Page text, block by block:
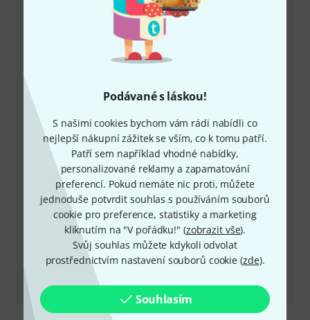
Podávané s láskou!
S našimi cookies bychom vám rádi nabídli co
nejlepší nákupní zážitek se vším, co k tomu patří.
Patří sem například vhodné nabídky,
personalizované reklamy a zapamatování
preferencí. Pokud nemáte nic proti, můžete
jednoduše potvrdit souhlas s používáním souborů
cookie pro preference, statistiky a marketing
kliknutím na "V pořádku!" (zobrazit vše).
Svůj souhlas můžete kdykoli odvolat
prostřednictvím nastavení souborů cookie (zde).
Souhlasím
+49-9546-9223-649
Máte-li jakýkoli dotaz nebo problém, kolegové ze
zákaznického centra jsou vždy připraveni pomoci
Mějte připraveno zákaznické číslo
Provozní doba (CEST - Středoevropský
letní čas)
Zařídit zpětné volání
Více možností kontaktu
Vrátit produkt
Všechny kontakty